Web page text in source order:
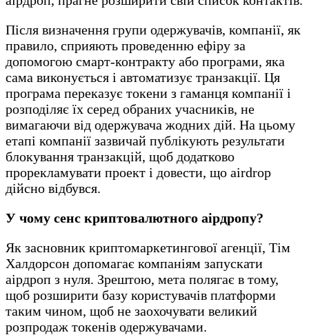
Після визначення групи одержувачів, компанії, як
правило, сприяють проведенню ефіру за
допомогою смарт-контракту або програми, яка
сама виконується і автоматизує транзакції. Ця
програма переказує токени з гаманця компанії і
розподіляє їх серед обраних учасників, не
вимагаючи від одержувача жодних дій. На цьому
етапі компанії зазвичай публікують результати
блокування транзакцій, щоб додатково
прорекламувати проект і довести, що airdrop
дійсно відбувся.
У чому сенс криптовалютного аірдропу?
Як засновник криптомаркетингової агенції, Тім
Халдорсон допомагає компаніям запускати
аірдроп з нуля. Зрештою, мета полягає в тому,
щоб розширити базу користувачів платформи
таким чином, щоб не заохочувати великий
розпродаж токенів одержувачами.